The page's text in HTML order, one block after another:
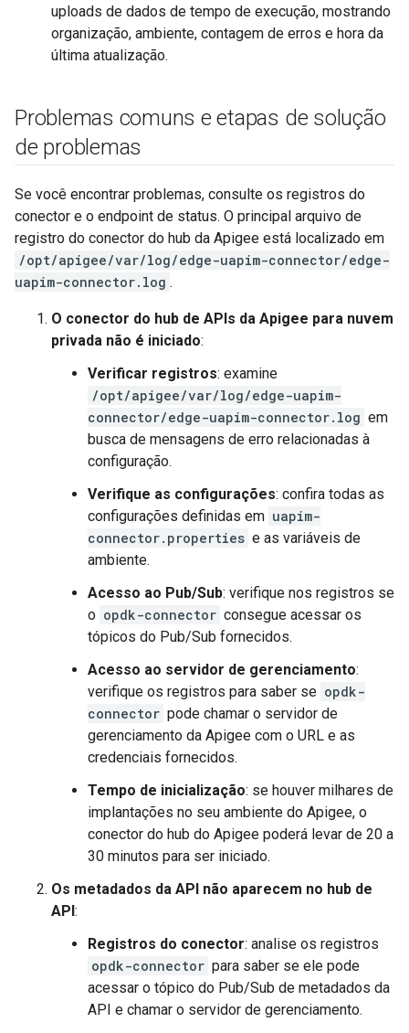
uploads de dados de tempo de execução, mostrando
organização, ambiente, contagem de erros e hora da
última atualização.
Problemas comuns e etapas de solução
de problemas
Se você encontrar problemas, consulte os registros do
conector e o endpoint de status. O principal arquivo de
registro do conector do hub da Apigee está localizado em
/opt/apigee/var/log/edge-uapim-connector/edge-
uapim-connector.log .
O conector do hub de APIs da Apigee para nuvem
privada não é iniciado:
Verificar registros: examine
/opt/apigee/var/log/edge-uapim-
connector/edge-uapim-connector.log em
busca de mensagens de erro relacionadas à
configuração.
Verifique as configurações: confira todas as
configurações definidas em uapim-
connector.properties e as variáveis de
ambiente.
Acesso ao Pub/Sub: verifique nos registros se
o opdk-connector consegue acessar os
tópicos do Pub/Sub fornecidos.
Acesso ao servidor de gerenciamento:
verifique os registros para saber se opdk-
connector pode chamar o servidor de
gerenciamento da Apigee com o URL e as
credenciais fornecidos.
Tempo de inicialização: se houver milhares de
implantações no seu ambiente do Apigee, o
conector do hub do Apigee poderá levar de 20 a
30 minutos para ser iniciado.
Os metadados da API não aparecem no hub de
API:
Registros do conector: analise os registros
opdk-connector para saber se ele pode
acessar o tópico do Pub/Sub de metadados da
API e chamar o servidor de gerenciamento.